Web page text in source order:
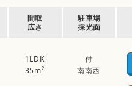
間取
広さ
駐車場
採光面
1LDK
35m²
付
南南西